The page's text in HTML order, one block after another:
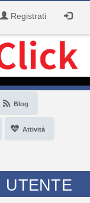
Registrati
Blog
Attività
UTENTE